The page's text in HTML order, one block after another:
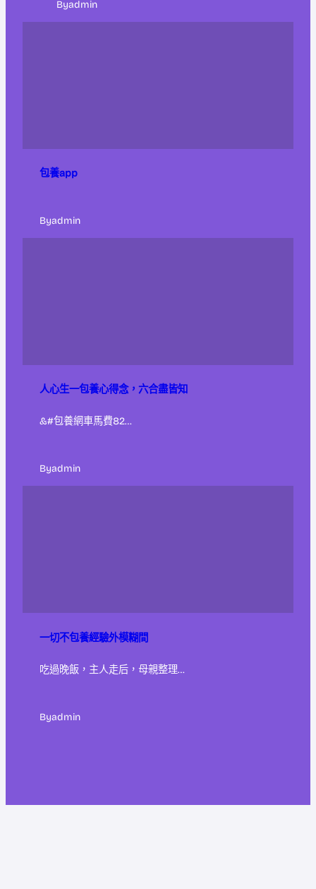
Byadmin
包養app
Byadmin
人心生一包養心得念，六合盡皆知
&#包養網車馬費82…
Byadmin
一切不包養經驗外模糊間
吃過晚飯，主人走后，母親整理…
Byadmin